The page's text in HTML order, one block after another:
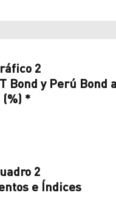
2
Bond y Perú Bond
(%) *
2
e Índices